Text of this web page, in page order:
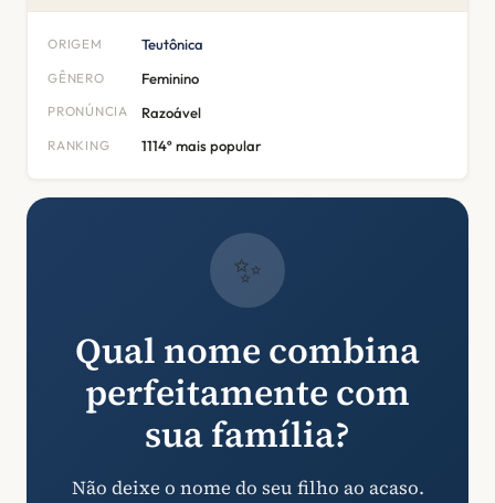
ORIGEM Teutônica
GÊNERO Feminino
PRONÚNCIA Razoável
RANKING 1114º mais popular
✨
Qual nome combina
perfeitamente com
sua família?
Não deixe o nome do seu filho ao acaso.